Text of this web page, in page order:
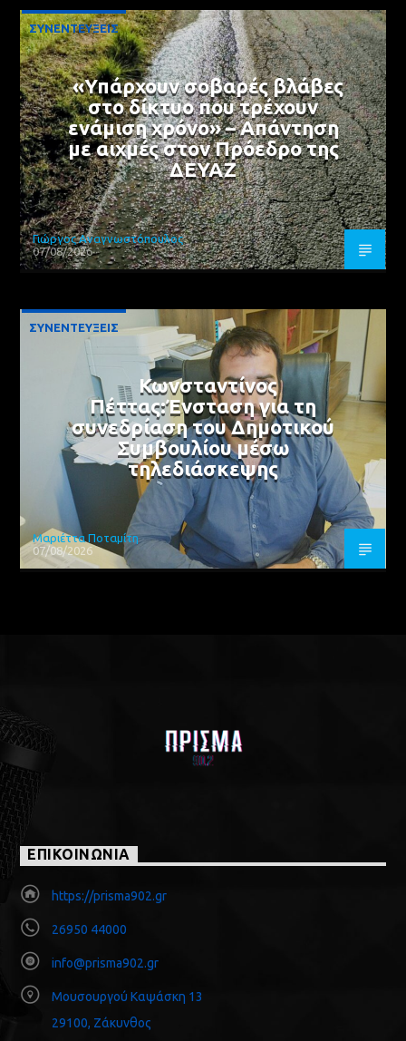
ΣΥΝΕΝΤΕΥΞΕΙΣ
«Υπάρχουν σοβαρές βλάβες
στο δίκτυο που τρέχουν
ενάμιση χρόνο» – Απάντηση
με αιχμές στον Πρόεδρο της
ΔΕΥΑΖ
Γιώργος Αναγνωστόπουλος
07/08/2026
ΣΥΝΕΝΤΕΥΞΕΙΣ
Κωνσταντίνος
Πέττας:Ένσταση για τη
συνεδρίαση του Δημοτικού
Συμβουλίου μέσω
τηλεδιάσκεψης
Μαριέττα Ποταμίτη
07/08/2026
ΕΠΙΚΟΙΝΩΝΙΑ
https://prisma902.gr
26950 44000
info@prisma902.gr
Μουσουργού Καψάσκη 13
29100, Ζάκυνθος